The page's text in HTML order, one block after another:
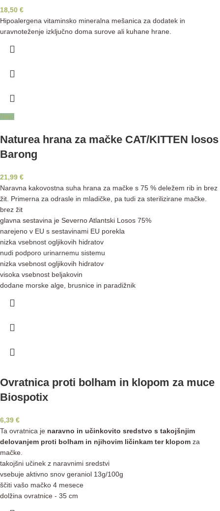
18,50 €
Hipoalergena vitaminsko mineralna mešanica za dodatek in
uravnoteženje izključno doma surove ali kuhane hrane.
Novo
Naturea hrana za mačke CAT/KITTEN losos
Barong
21,99 €
Naravna kakovostna suha hrana za mačke s 75 % deležem rib in brez
žit. Primerna za odrasle in mladičke, pa tudi za sterilizirane mačke.
brez žit
glavna sestavina je Severno Atlantski Losos 75%
narejeno v EU s sestavinami EU porekla
nizka vsebnost ogljikovih hidratov
nudi podporo urinarnemu sistemu
nizka vsebnost ogljikovih hidratov
visoka vsebnost beljakovin
dodane morske alge, brusnice in paradižnik
Ovratnica proti bolham in klopom za muce
Biospotix
6,39 €
Ta ovratnica je naravno in učinkovito sredstvo s takojšnjim
delovanjem proti bolham in njihovim ličinkam ter klopom za
mačke.
takojšni učinek z naravnimi sredstvi
vsebuje aktivno snov geraniol 13g/100g
ščiti vašo mačko 4 mesece
dolžina ovratnice - 35 cm